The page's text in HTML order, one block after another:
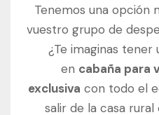
Tenemos una opción
vuestro grupo de
¿Te imaginas tener
en cabaña para
exclusiva con todo el
salir de la casa